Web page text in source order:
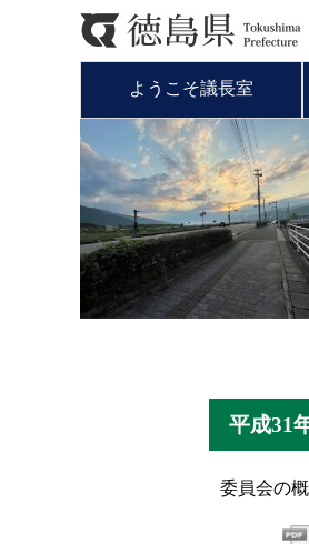
ようこそ議長室
平成31
委員会の